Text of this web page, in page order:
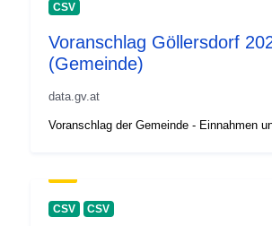
CSV
Voranschlag Göllersdorf
(Gemeinde)
data.gv.at
Voranschlag der Gemeinde - Einnahmen
CSV CSV